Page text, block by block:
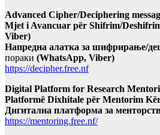
Advanced Cipher/Deciphering
Mjet i Avancuar për Shifrim/
Viber)
Напредна алатка за шифрирање/
пораки (WhatsApp, Viber)
https://decipher.free.nf
Digital Platform for Research
Platformë Dixhitale për Mentorim
Дигитална платформа за
https://mentoring.free.nf/